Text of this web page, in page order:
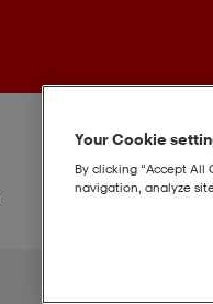
Your Cookie
By clicking “Accept All
navigation, analyze